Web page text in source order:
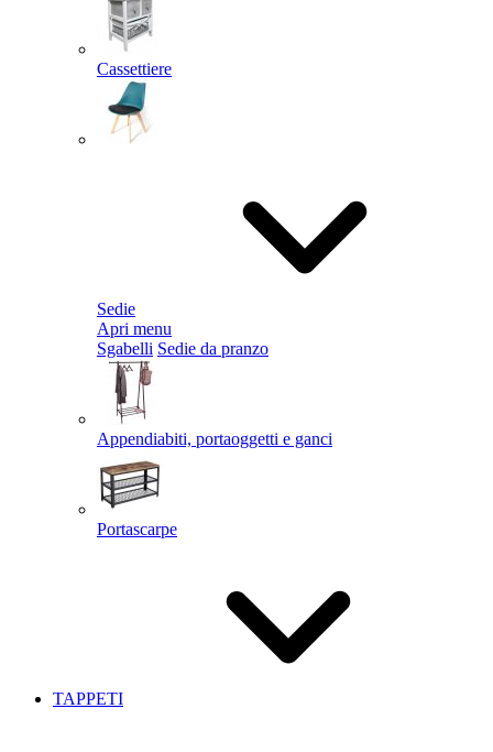
Cassettiere
Sedie
Apri menu
Sgabelli Sedie da pranzo
Appendiabiti, portaoggetti e ganci
Portascarpe
TAPPETI